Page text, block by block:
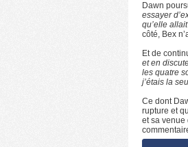
Dawn
essayer
qu’elle
côté, Bex
Et de
et en
les quatre
j’étais la
Ce dont
rupture et
et sa venue